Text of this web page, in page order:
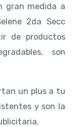
gran medida a
2da Secc
de productos
son
un plus a tu
y son la